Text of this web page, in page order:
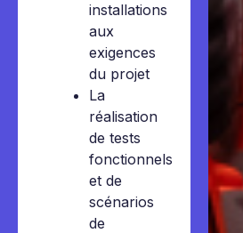
installations
aux
exigences
du projet
La
réalisation
de tests
fonctionnels
et de
scénarios
de